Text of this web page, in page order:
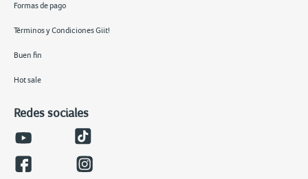
Formas de pago
Términos y Condiciones Giit!
Buen fin
Hot sale
Redes sociales